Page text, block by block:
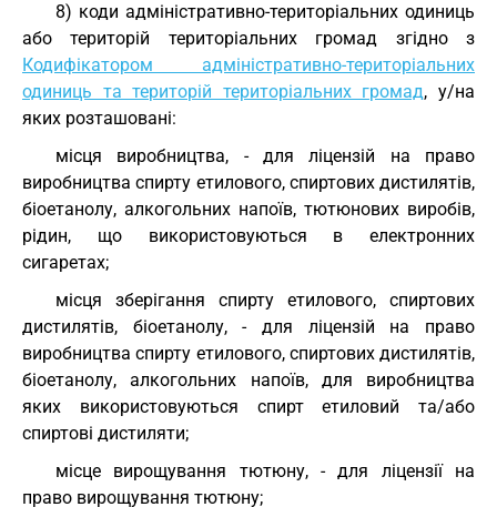
8) коди адміністративно-територіальних одиниць
або територій територіальних громад згідно з
Кодифікатором адміністративно-територіальних
одиниць та територій територіальних громад, у/на
яких розташовані:
місця виробництва, - для ліцензій на право
виробництва спирту етилового, спиртових дистилятів,
біоетанолу, алкогольних напоїв, тютюнових виробів,
рідин, що використовуються в електронних
сигаретах;
місця зберігання спирту етилового, спиртових
дистилятів, біоетанолу, - для ліцензій на право
виробництва спирту етилового, спиртових дистилятів,
біоетанолу, алкогольних напоїв, для виробництва
яких використовуються спирт етиловий та/або
спиртові дистиляти;
місце вирощування тютюну, - для ліцензії на
право вирощування тютюну;